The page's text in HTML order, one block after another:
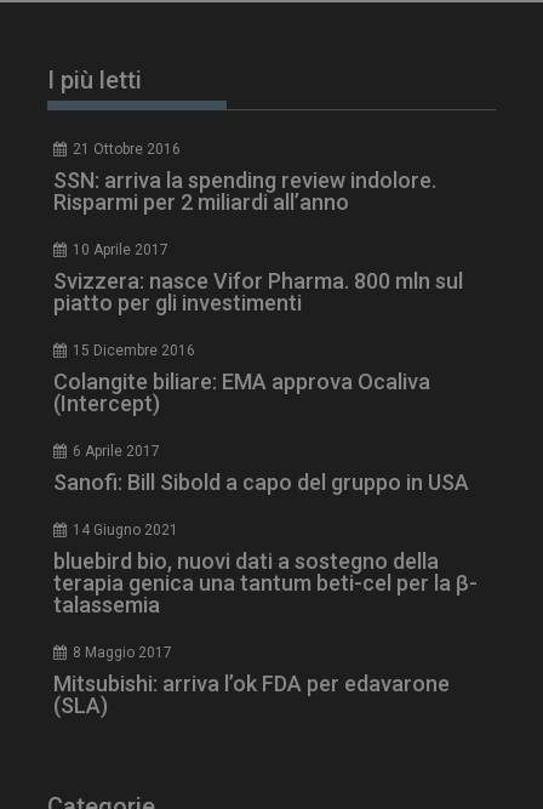
I più letti
21 Ottobre 2016
SSN: arriva la spending review indolore.
Risparmi per 2 miliardi all’anno
10 Aprile 2017
Svizzera: nasce Vifor Pharma. 800 mln sul
piatto per gli investimenti
15 Dicembre 2016
Colangite biliare: EMA approva Ocaliva
(Intercept)
6 Aprile 2017
Sanofi: Bill Sibold a capo del gruppo in USA
14 Giugno 2021
bluebird bio, nuovi dati a sostegno della
terapia genica una tantum beti-cel per la β-
talassemia
8 Maggio 2017
Mitsubishi: arriva l’ok FDA per edavarone
(SLA)
ARRAffinitySameSite
PHPSESSID
PHP.net